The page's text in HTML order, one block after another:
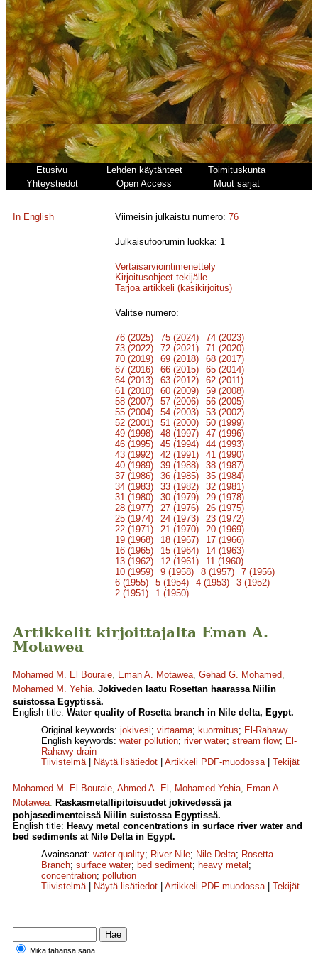
Etusivu Lehden käytänteet
Toimituskunta
Yhteystiedot
Open Access Muut sarjat
In English Viimeisin julkaistu numero:76
Julkaisufoorumin luokka: 1
Vertaisarviointimenettely
Kirjoitusohjeet tekijälle
Tarjoa artikkeli (käsikirjoitus)
Valitse numero:
76 (2025) 75 (2024)
74 (2023)
73 (2022)
72 (2021)
71 (2020)
70 (2019)
69 (2018)
68 (2017)
67 (2016)
66 (2015)
65 (2014)
64 (2013)
63 (2012)
62 (2011)
61 (2010)
60 (2009)
59 (2008)
58 (2007)
57 (2006)
56 (2005)
55 (2004)
54 (2003)
53 (2002)
52 (2001)
51 (2000)
50 (1999)
49 (1998)
48 (1997)
47 (1996)
46 (1995)
45 (1994)
44 (1993)
43 (1992)
42 (1991)
41 (1990)
40 (1989)
39 (1988)
38 (1987)
37 (1986)
36 (1985)
35 (1984)
34 (1983)
33 (1982)
32 (1981)
31 (1980)
30 (1979)
29 (1978)
28 (1977)
27 (1976)
26 (1975)
25 (1974)
24 (1973)
23 (1972)
22 (1971)
21 (1970)
20 (1969)
19 (1968)
18 (1967)
17 (1966)
16 (1965)
15 (1964)
14 (1963)
13 (1962)
12 (1961)
11 (1960)
10 (1959)
9 (1958) 8 (1957)
7 (1956)
6 (1955)
5 (1954) 4 (1953)
3 (1952)
2 (1951)
1 (1950)
Artikkelit kirjoittajalta Eman A.
Motawea
Mohamed M. El Bouraie, Eman A. Motawea, Gehad G. Mohamed,
Mohamed M. Yehia. Jokiveden laatu Rosettan haarassa Niilin
suistossa Egyptissä.
English title: Water quality of Rosetta branch in Nile delta, Egypt.
Original keywords: jokivesi; virtaama; kuormitus; El-Rahawy
English keywords: water pollution; river water; stream flow; El-
Rahawy drain
Tiivistelmä| Näytä lisätiedot Artikkeli PDF-muodossa| Tekijät
Mohamed M. El Bouraie, Ahmed A. El , Mohamed Yehia, Eman A.
Motawea. Raskasmetallipitoisuudet jokivedessä ja
pohjasedimenteissä Niilin suistossa Egyptissä.
English title: Heavy metal concentrations in surface river water and
bed sediments at Nile Delta in Egypt.
Avainsanat: water quality; River Nile; Nile Delta; Rosetta
Branch; surface water; bed sediment; heavy metal ;
concentration; pollution
Tiivistelmä| Näytä lisätiedot Artikkeli PDF-muodossa| Tekijät
Mikä tahansa sana